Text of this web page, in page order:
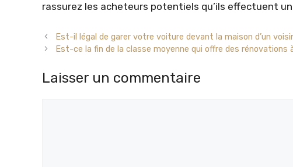
rassurez les acheteurs potentiels qu’ils effectuent
Est-il légal de garer votre voiture devant la maison d’un
Est-ce la fin de la classe moyenne qui offre des rénovations
Laisser un commentaire